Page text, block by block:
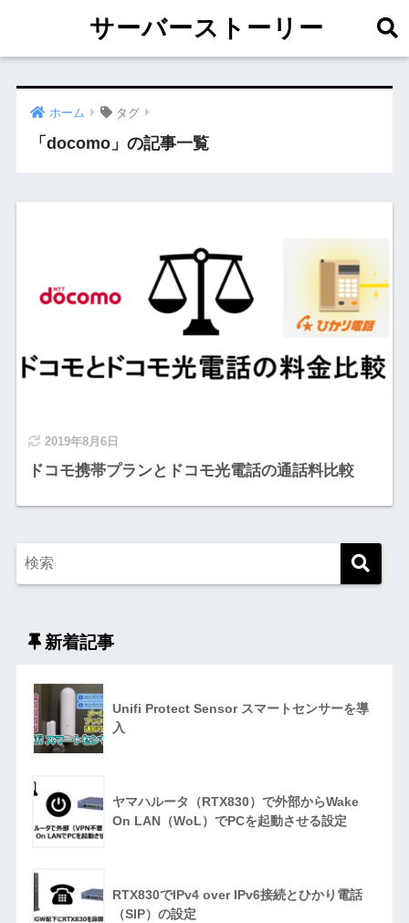
サーバーストーリー
ホーム タグ
「docomo」の記事一覧
2019年8月6日
ドコモ携帯プランとドコモ光電話の通話料比較
新着記事
Unifi Protect Sensor スマートセンサーを導
入
ヤマハルータ（RTX830）で外部からWake
On LAN（WoL）でPCを起動させる設定
RTX830でIPv4 over IPv6接続とひかり電話
（SIP）の設定